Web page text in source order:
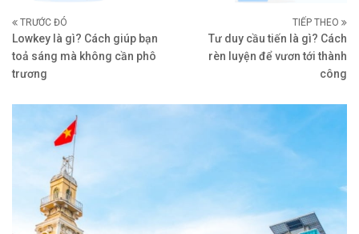
TRƯỚC ĐÓ
Lowkey là gì? Cách giúp bạn
toả sáng mà không cần phô
trương
TIẾP THEO
Tư duy cầu tiến là gì? Cách
rèn luyện để vươn tới thành
công